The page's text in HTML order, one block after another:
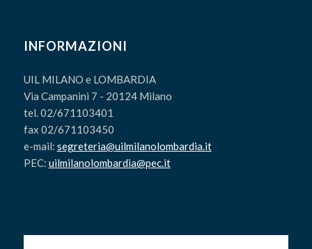
INFORMAZIONI
UIL MILANO e LOMBARDIA
Via Campanini 7 - 20124 Milano
tel. 02/671103401
fax 02/671103450
e-mail: segreteria@uilmilanolombardia.it
PEC: uilmilanolombardia@pec.it